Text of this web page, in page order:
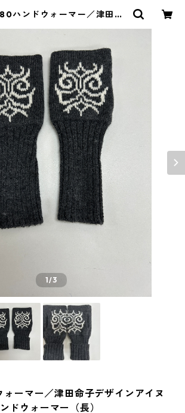
ハンドウォーマー／津田命
1/3
ーマー／津田命子デザインアイヌ
ドウォーマー（長）